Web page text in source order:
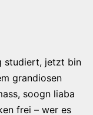
studiert, jetzt bin
grandiosen
soogn liaba
frei – wer es